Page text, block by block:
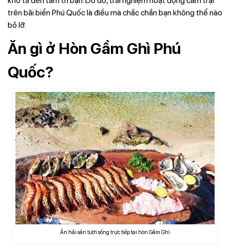
trên bãi biển Phú Quốc là điều mà chắc chắn bạn không thể nào
bỏ lỡ.
Ăn gì ở Hòn Gầm Ghì Phú
Quốc?
Ăn hải sản tươi sống trực tiếp tại hòn Gầm Ghì